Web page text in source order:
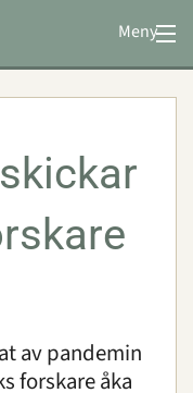
Meny
| Press
av pandemin
forskare åka